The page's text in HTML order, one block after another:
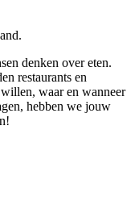
denken over eten.
restaurants en
waar en wanneer
hebben we jouw